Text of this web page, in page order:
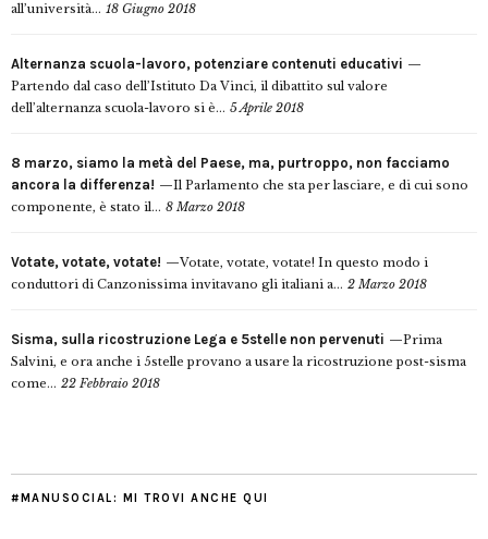
all’università... 18 Giugno 2018
Alternanza scuola-lavoro, potenziare contenuti educativi
Partendo dal caso dell’Istituto Da Vinci, il dibattito sul valore
dell’alternanza scuola-lavoro si è... 5 Aprile 2018
8 marzo, siamo la metà del Paese, ma, purtroppo, non facciamo
ancora la differenza!
Il Parlamento che sta per lasciare, e di cui sono
componente, è stato il... 8 Marzo 2018
Votate, votate, votate!
Votate, votate, votate! In questo modo i
conduttori di Canzonissima invitavano gli italiani a... 2 Marzo 2018
Sisma, sulla ricostruzione Lega e 5stelle non pervenuti
Prima
Salvini, e ora anche i 5stelle provano a usare la ricostruzione post-sisma
come... 22 Febbraio 2018
#MANUSOCIAL: MI TROVI ANCHE QUI